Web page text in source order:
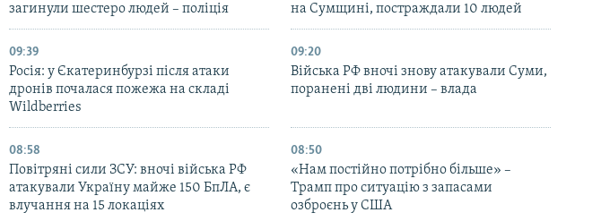
загинули шестеро людей – поліція
на Сумщині, постраждали 10 людей
09:39
Росія: у Єкатеринбурзі після атаки
дронів почалася пожежа на складі
Wildberries
09:20
Війська РФ вночі знову атакували Суми,
поранені дві людини – влада
08:58
Повітряні сили ЗСУ: вночі війська РФ
атакували Україну майже 150 БпЛА, є
влучання на 15 локаціях
08:50
«Нам постійно потрібно більше» –
Трамп про ситуацію з запасами
озброєнь у США